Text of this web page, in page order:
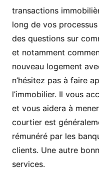
transactions
long de vos
des questions sur
et notamment
nouveau logement
n’hésitez pas à faire
l’immobilier. Il vous
et vous aidera à
courtier est
rémunéré par les
clients. Une autre
services.